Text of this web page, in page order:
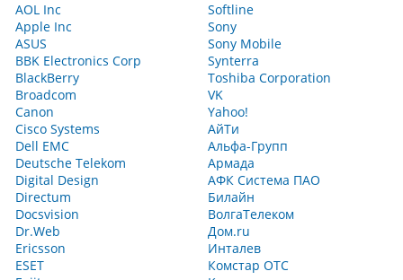
AOL Inc
Apple Inc
ASUS
BBK Electronics Corp
BlackBerry
Broadcom
Canon
Cisco Systems
Dell EMC
Deutsche Telekom
Digital Design
Directum
Docsvision
Dr.Web
Ericsson
ESET
Softline
Sony
Sony Mobile
Synterra
Toshiba Corporation
VK
Yahoo!
АйТи
Альфа-Групп
Армада
АФК Система ПАО
Билайн
ВолгаТелеком
Дом.ru
Инталев
Комстар ОТС